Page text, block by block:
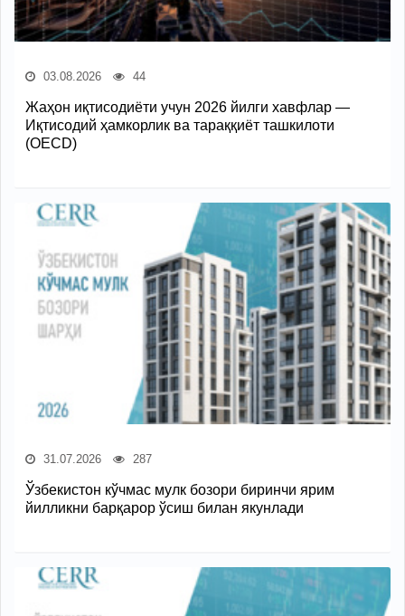
03.08.2026 44
Жаҳон иқтисодиёти учун 2026 йилги хавфлар —
Иқтисодий ҳамкорлик ва тараққиёт ташкилоти
(OECD)
31.07.2026 287
Ўзбекистон кўчмас мулк бозори биринчи ярим
йилликни барқарор ўсиш билан якунлади